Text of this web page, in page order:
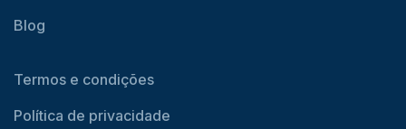
Blog
Termos e condições
Política de privacidade